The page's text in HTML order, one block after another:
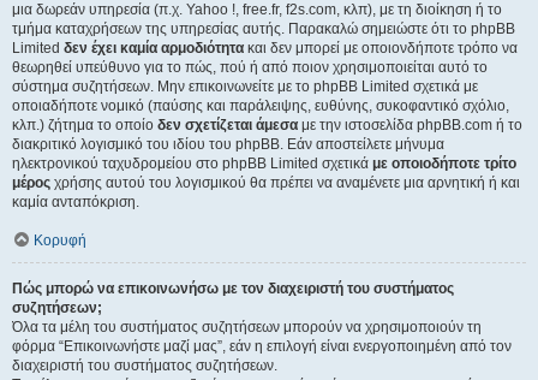
μια δωρεάν υπηρεσία (π.χ. Yahoo !, free.fr, f2s.com, κλπ), με τη διοίκηση ή το
τμήμα καταχρήσεων της υπηρεσίας αυτής. Παρακαλώ σημειώστε ότι το phpBB
Limited δεν έχει καμία αρμοδιότητα και δεν μπορεί με οποιονδήποτε τρόπο να
θεωρηθεί υπεύθυνο για το πώς, πού ή από ποιον χρησιμοποιείται αυτό το
σύστημα συζητήσεων. Μην επικοινωνείτε με το phpBB Limited σχετικά με
οποιαδήποτε νομικό (παύσης και παράλειψης, ευθύνης, συκοφαντικό σχόλιο,
κλπ.) ζήτημα το οποίο δεν σχετίζεται άμεσα με την ιστοσελίδα phpBB.com ή το
διακριτικό λογισμικό του ιδίου του phpBB. Εάν αποστείλετε μήνυμα
ηλεκτρονικού ταχυδρομείου στο phpBB Limited σχετικά με οποιοδήποτε τρίτο
μέρος χρήσης αυτού του λογισμικού θα πρέπει να αναμένετε μια αρνητική ή και
καμία ανταπόκριση.
Κορυφή
Πώς μπορώ να επικοινωνήσω με τον διαχειριστή του συστήματος
συζητήσεων;
Όλα τα μέλη του συστήματος συζητήσεων μπορούν να χρησιμοποιούν τη
φόρμα “Επικοινωνήστε μαζί μας”, εάν η επιλογή είναι ενεργοποιημένη από τον
διαχειριστή του συστήματος συζητήσεων.